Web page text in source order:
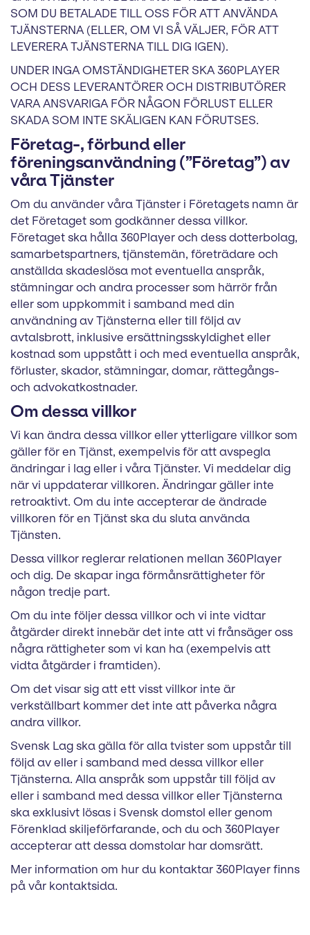
SOM DU BETALADE TILL OSS FÖR ATT ANVÄNDA
TJÄNSTERNA (ELLER, OM VI SÅ VÄLJER, FÖR ATT
LEVERERA TJÄNSTERNA TILL DIG IGEN).
UNDER INGA OMSTÄNDIGHETER SKA 360PLAYER
OCH DESS LEVERANTÖRER OCH DISTRIBUTÖRER
VARA ANSVARIGA FÖR NÅGON FÖRLUST ELLER
SKADA SOM INTE SKÄLIGEN KAN FÖRUTSES.
Företag-, förbund eller
föreningsanvändning (”Företag”) av
våra Tjänster
Om du använder våra Tjänster i Företagets namn är
det Företaget som godkänner dessa villkor.
Företaget ska hålla 360Player och dess dotterbolag,
samarbetspartners, tjänstemän, företrädare och
anställda skadeslösa mot eventuella anspråk,
stämningar och andra processer som härrör från
eller som uppkommit i samband med din
användning av Tjänsterna eller till följd av
avtalsbrott, inklusive ersättningsskyldighet eller
kostnad som uppstått i och med eventuella anspråk,
förluster, skador, stämningar, domar, rättegångs-
och advokatkostnader.
Om dessa villkor
Vi kan ändra dessa villkor eller ytterligare villkor som
gäller för en Tjänst, exempelvis för att avspegla
ändringar i lag eller i våra Tjänster. Vi meddelar dig
när vi uppdaterar villkoren. Ändringar gäller inte
retroaktivt. Om du inte accepterar de ändrade
villkoren för en Tjänst ska du sluta använda
Tjänsten.
Dessa villkor reglerar relationen mellan 360Player
och dig. De skapar inga förmånsrättigheter för
någon tredje part.
Om du inte följer dessa villkor och vi inte vidtar
åtgärder direkt innebär det inte att vi frånsäger oss
några rättigheter som vi kan ha (exempelvis att
vidta åtgärder i framtiden).
Om det visar sig att ett visst villkor inte är
verkställbart kommer det inte att påverka några
andra villkor.
Svensk Lag ska gälla för alla tvister som uppstår till
följd av eller i samband med dessa villkor eller
Tjänsterna. Alla anspråk som uppstår till följd av
eller i samband med dessa villkor eller Tjänsterna
ska exklusivt lösas i Svensk domstol eller genom
Förenklad skiljeförfarande, och du och 360Player
accepterar att dessa domstolar har domsrätt.
Mer information om hur du kontaktar 360Player finns
på vår kontaktsida.